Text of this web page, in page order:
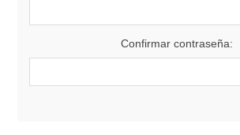
Confirmar contraseña: